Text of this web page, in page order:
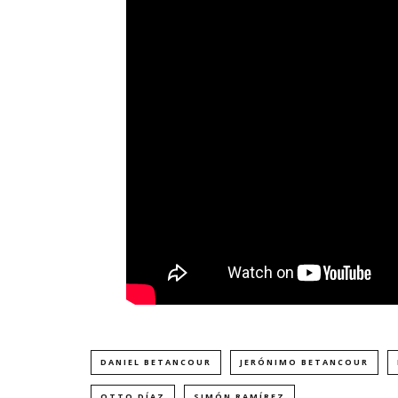
DANIEL BETANCOUR JERÓNIMO BETANCOUR